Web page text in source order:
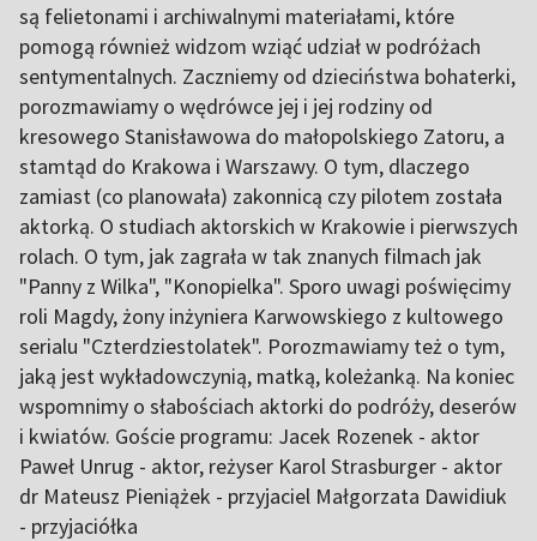
są felietonami i archiwalnymi materiałami, które
pomogą również widzom wziąć udział w podróżach
sentymentalnych. Zaczniemy od dzieciństwa bohaterki,
porozmawiamy o wędrówce jej i jej rodziny od
kresowego Stanisławowa do małopolskiego Zatoru, a
stamtąd do Krakowa i Warszawy. O tym, dlaczego
zamiast (co planowała) zakonnicą czy pilotem została
aktorką. O studiach aktorskich w Krakowie i pierwszych
rolach. O tym, jak zagrała w tak znanych filmach jak
"Panny z Wilka", "Konopielka". Sporo uwagi poświęcimy
roli Magdy, żony inżyniera Karwowskiego z kultowego
serialu "Czterdziestolatek". Porozmawiamy też o tym,
jaką jest wykładowczynią, matką, koleżanką. Na koniec
wspomnimy o słabościach aktorki do podróży, deserów
i kwiatów. Goście programu: Jacek Rozenek - aktor
Paweł Unrug - aktor, reżyser Karol Strasburger - aktor
dr Mateusz Pieniążek - przyjaciel Małgorzata Dawidiuk
- przyjaciółka